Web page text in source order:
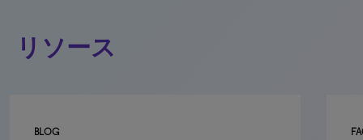
リソース
BLOG